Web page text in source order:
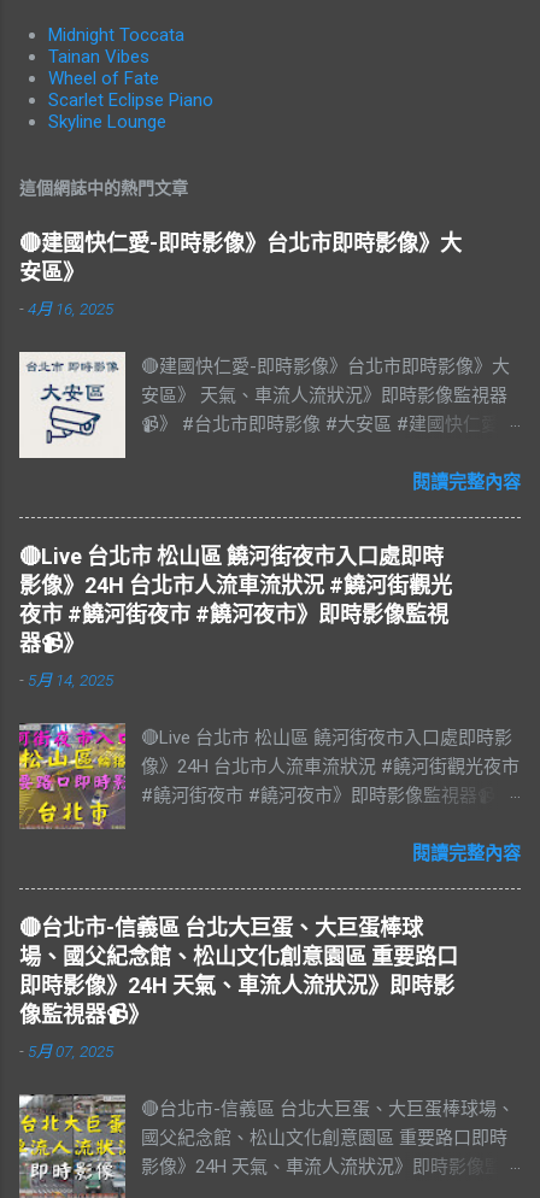
Midnight Toccata
Tainan Vibes
Wheel of Fate
Scarlet Eclipse Piano
Skyline Lounge
這個網誌中的熱門文章
🔴建國快仁愛-即時影像》台北市即時影像》大
安區》
-4月 16, 2025
🔴建國快仁愛-即時影像》台北市即時影像》大
安區》 天氣、車流人流狀況》即時影像監視器
📹》 #台北市即時影像 #大安區 #建國快仁愛 #
#LIVE #直播 #即時路況 #即時影像監視器 #台
源：台北市政府交通局 交通部公路局
閱讀完整內容
🔴Live 台北市 松山區 饒河街夜市入口處即時
影像》24H 台北市人流車流狀況 #饒河街觀光
夜市 #饒河街夜市 #饒河夜市》即時影像監視
器📹》
- 5月 14, 2025
🔴Live 台北市 松山區 饒河街夜市入口處即時影
像》24H 台北市人流車流狀況 #饒河街觀光夜市
#饒河街夜市 #饒河夜市》即時影像監視器📹》
直播 #即時路況 #即時影像監視器 #饒河夜市即
市 #臺北市 #台北市 #松山車站 #觀光夜市 #松
山區 #松山慈祐宮 #台灣夜市 #夜市 #台北市即
時影像 #JAZZ #JAZZY #爵士樂 #Blues #藍調
#R&B & #Soul #節奏藍調 #靈魂樂 #music #音
台灣臺北市松山區饒河街，為臺北市的一個觀
光夜市，也是臺灣繼華西街觀光夜市後第二座
觀光夜市。 營業時間： 每日 17:00–23:00 饒河
閱讀完整內容
🔴台北市-信義區 台北大巨蛋、大巨蛋棒球
場、國父紀念館、松山文化創意園區 重要路口
即時影像》24H 天氣、車流人流狀況》即時影
像監視器📹》
- 5月 07, 2025
🔴台北市-信義區 台北大巨蛋、大巨蛋棒球場、
國父紀念館、松山文化創意園區 重要路口即時
影像》24H 天氣、車流人流狀況》即時影像監